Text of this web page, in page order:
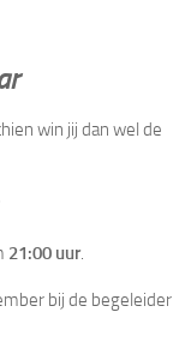
win jij dan wel de
21:00 uur.
bij de begeleider